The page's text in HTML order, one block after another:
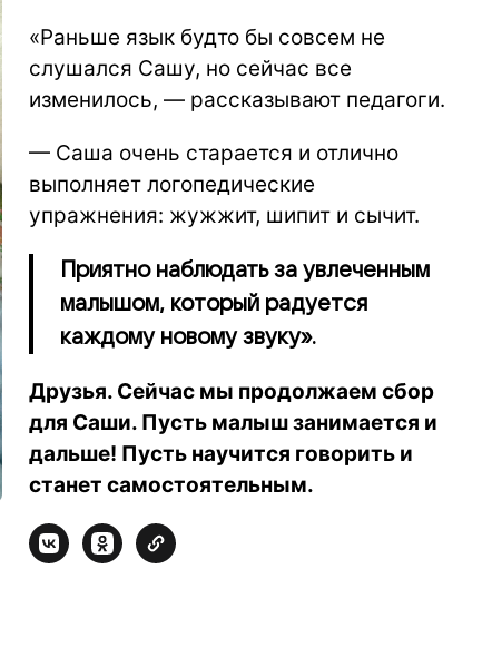
«Раньше язык будто бы совсем не
слушался Сашу, но сейчас все
изменилось, — рассказывают педагоги.
— Саша очень старается и отлично
выполняет логопедические
упражнения: жужжит, шипит и сычит.
Приятно наблюдать за увлеченным
малышом, который радуется
каждому новому звуку».
Друзья. Сейчас мы продолжаем сбор
для Саши. Пусть малыш занимается и
дальше! Пусть научится говорить и
станет самостоятельным.